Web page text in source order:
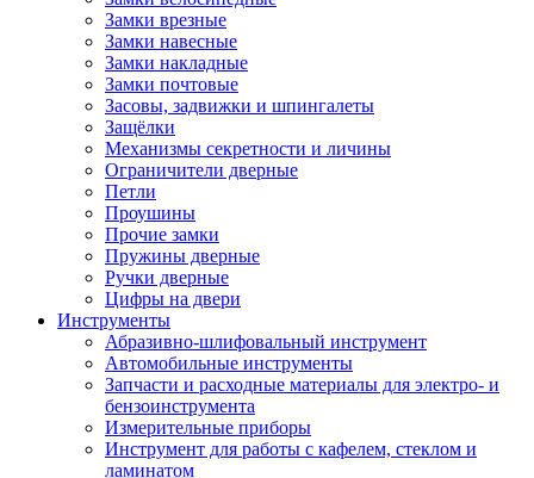
Замки врезные
Замки навесные
Замки накладные
Замки почтовые
Засовы, задвижки и шпингалеты
Защёлки
Механизмы секретности и личины
Ограничители дверные
Петли
Проушины
Прочие замки
Пружины дверные
Ручки дверные
Цифры на двери
Инструменты
Абразивно-шлифовальный инструмент
Автомобильные инструменты
Запчасти и расходные материалы для электро- и
бензоинструмента
Измерительные приборы
Инструмент для работы с кафелем, стеклом и
ламинатом